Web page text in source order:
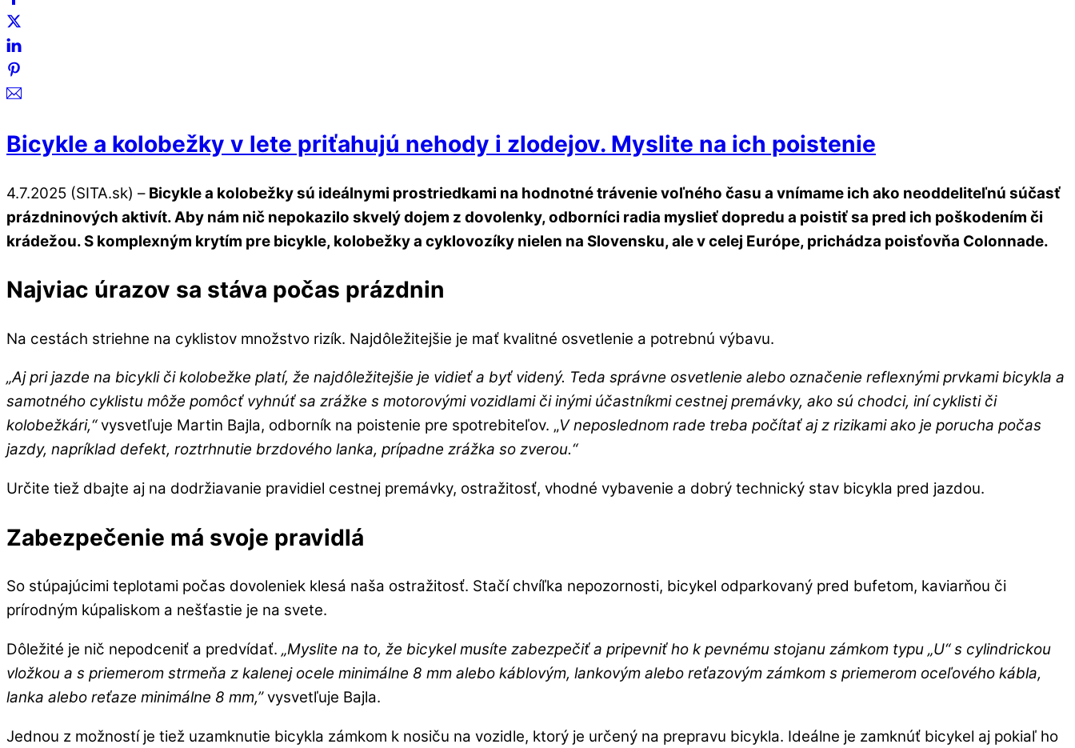
Bicykle a kolobežky v lete priťahujú nehody i zlodejov. Myslite na ich poistenie
4.7.2025 (SITA.sk) – Bicykle a kolobežky sú ideálnymi prostriedkami na hodnotné trávenie voľného času a vnímame ich ako neoddeliteľnú súčasť
prázdninových aktivít. Aby nám nič nepokazilo skvelý dojem z dovolenky, odborníci radia myslieť dopredu a poistiť sa pred ich poškodením či
krádežou. S komplexným krytím pre bicykle, kolobežky a cyklovozíky nielen na Slovensku, ale v celej Európe, prichádza poisťovňa Colonnade.
Najviac úrazov sa stáva počas prázdnin
Na cestách striehne na cyklistov množstvo rizík. Najdôležitejšie je mať kvalitné osvetlenie a potrebnú výbavu.
„Aj pri jazde na bicykli či kolobežke platí, že najdôležitejšie je vidieť a byť videný. Teda správne osvetlenie alebo označenie reflexnými prvkami bicykla a
samotného cyklistu môže pomôcť vyhnúť sa zrážke s motorovými vozidlami či inými účastníkmi cestnej premávky, ako sú chodci, iní cyklisti či
kolobežkári,“vysvetľuje Martin Bajla, odborník na poistenie pre spotrebiteľov. „V neposlednom rade treba počítať aj z rizikami ako je porucha počas
jazdy, napríklad defekt, roztrhnutie brzdového lanka, prípadne zrážka so zverou.“
Určite tiež dbajte aj na dodržiavanie pravidiel cestnej premávky, ostražitosť, vhodné vybavenie a dobrý technický stav bicykla pred jazdou.
Zabezpečenie má svoje pravidlá
So stúpajúcimi teplotami počas dovoleniek klesá naša ostražitosť. Stačí chvíľka nepozornosti, bicykel odparkovaný pred bufetom, kaviarňou či
prírodným kúpaliskom a nešťastie je na svete.
Dôležité je nič nepodceniť a predvídať. „Myslite na to, že bicykel musíte zabezpečiť a pripevniť ho k pevnému stojanu zámkom typu „U“ s cylindrickou
vložkou a s priemerom strmeňa z kalenej ocele minimálne 8 mm alebo káblovým, lankovým alebo reťazovým zámkom s priemerom oceľového kábla,
lanka alebo reťaze minimálne 8 mm,”vysvetľuje Bajla.
Jednou z možností je tiež uzamknutie bicykla zámkom k nosiču na vozidle, ktorý je určený na prepravu bicykla. Ideálne je zamknúť bicykel aj pokiaľ ho